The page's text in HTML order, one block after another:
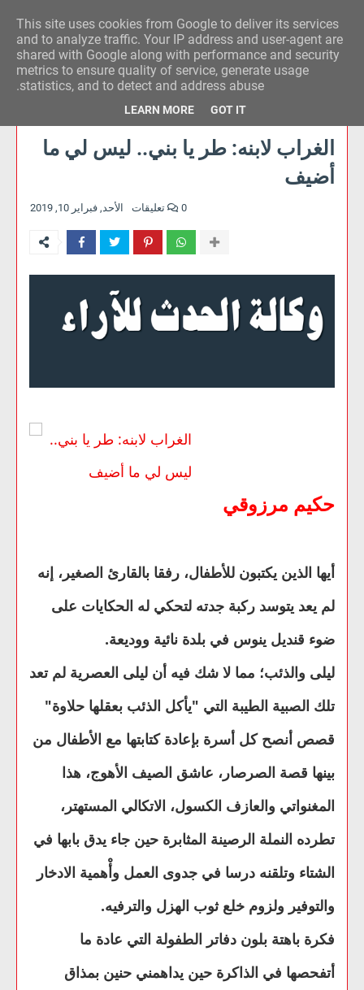
وكالة الحدث للآراء
الغراب لابنه: طر يا بني.. ليس لي ما
أضيف
الأحد, فبراير 10, 2019 0 تعليقات
حكيم مرزوقي
أيها الذين يكتبون للأطفال، رفقا بالقارئ الصغير، إنه
لم يعد يتوسد ركبة جدته لتحكي له الحكايات على
ضوء قنديل ينوس في بلدة نائية ووديعة.
ليلى والذئب؛ مما لا شك فيه أن ليلى العصرية لم تعد
تلك الصبية الطيبة التي "يأكل الذئب بعقلها حلاوة"
قصص أنصح كل أسرة بإعادة كتابتها مع الأطفال من
بينها قصة الصرصار، عاشق الصيف الأهوج، هذا
المغنواتي والعازف الكسول، الاتكالي المستهتر،
تطرده النملة الرصينة المثابرة حين جاء يدق بابها في
الشتاء وتلقنه درسا في جدوى العمل وأْهمية الادخار
والتوفير ولزوم خلع ثوب الهزل والترفيه.
فكرة باهتة بلون دفاتر الطفولة التي عادة ما
أتفحصها في الذاكرة حين يداهمني حنين بمذاق
This site uses cookies from Google to deliver its services
and to analyze traffic. Your IP address and user-agent are
shared with Google along with performance and security
metrics to ensure quality of service, generate usage
statistics, and to detect and address abuse.
LEARN MORE GOT IT